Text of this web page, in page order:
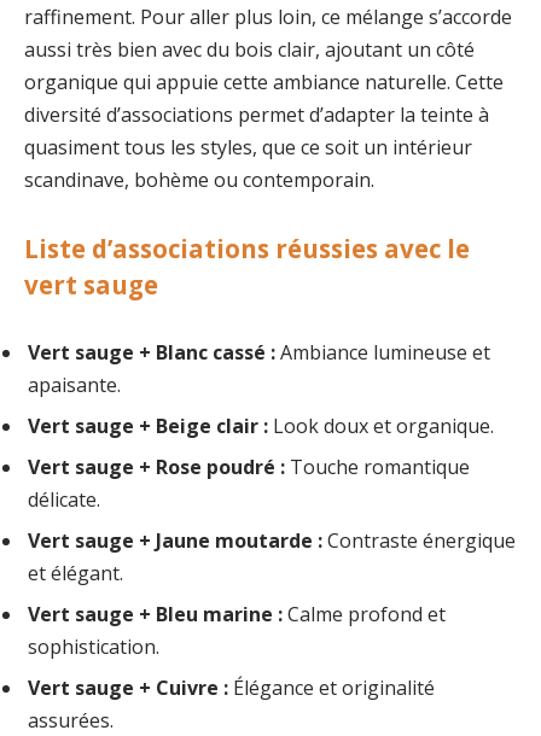
raffinement. Pour aller plus loin, ce mélange s’accorde
aussi très bien avec du bois clair, ajoutant un côté
organique qui appuie cette ambiance naturelle. Cette
diversité d’associations permet d’adapter la teinte à
quasiment tous les styles, que ce soit un intérieur
scandinave, bohème ou contemporain.
Liste d’associations réussies avec le
vert sauge
Vert sauge + Blanc cassé :Ambiance lumineuse et
apaisante.
Vert sauge + Beige clair : Look doux et organique.
Vert sauge + Rose poudré : Touche romantique
délicate.
Vert sauge + Jaune moutarde :Contraste énergique
et élégant.
Vert sauge + Bleu marine :Calme profond et
sophistication.
Vert sauge + Cuivre : Élégance et originalité
assurées.